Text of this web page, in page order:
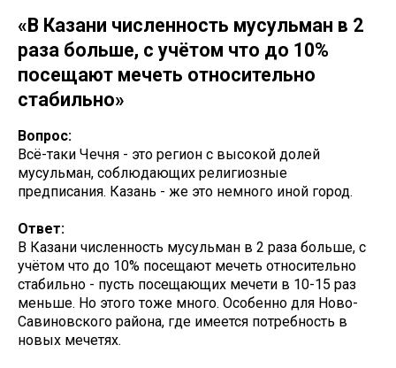
«В Казани численность мусульман в 2
раза больше, с учётом что до 10%
посещают мечеть относительно
стабильно»
Вопрос:
Всё-таки Чечня - это регион с высокой долей
мусульман, соблюдающих религиозные
предписания. Казань - же это немного иной город.
Ответ:
В Казани численность мусульман в 2 раза больше, с
учётом что до 10% посещают мечеть относительно
стабильно - пусть посещающих мечети в 10-15 раз
меньше. Но этого тоже много. Особенно для Ново-
Савиновского района, где имеется потребность в
новых мечетях.